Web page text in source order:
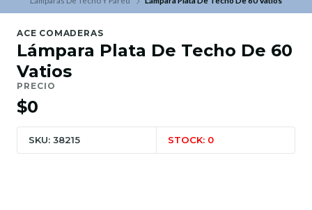
ACE COMADERAS
Lámpara Plata De Techo De 60
Vatios
PRECIO
$0
SKU: 38215 STOCK: 0